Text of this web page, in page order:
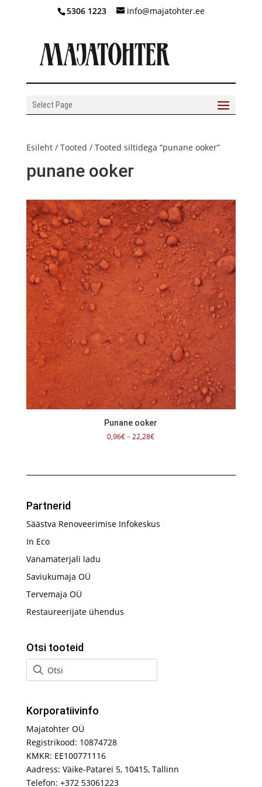
5306 1223 info@majatohter.ee
Select Page
Esileht/ Tooted / Tooted siltidega “punane ooker”
punane ooker
Punane ooker
0,96€ – 22,28€Hinnavahemik:
Partnerid
Säästva Renoveerimise Infokeskus
In Eco
Vanamaterjali ladu
Saviukumaja OÜ
Tervemaja OÜ
Restaureerijate ühendus
Otsi tooteid
Korporatiivinfo
Majatohter OÜ
Registrikood: 10874728
KMKR: EE100771116
Aadress: Väike-Patarei 5, 10415, Tallinn
Telefon: +372 53061223